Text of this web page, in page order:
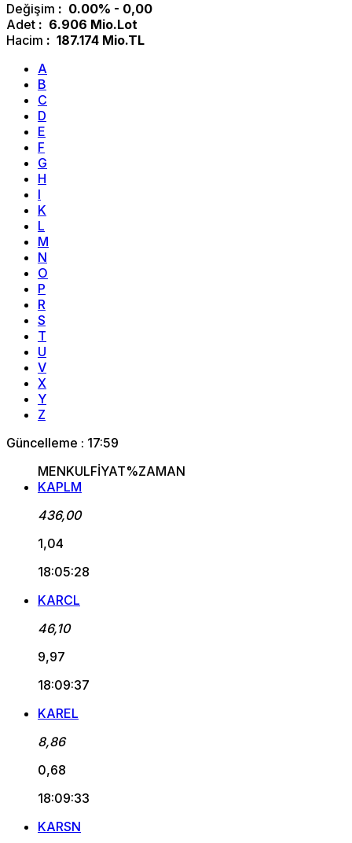
Değişim : 0.00% - 0,00
Adet : 6.906 Mio.Lot
Hacim : 187.174 Mio.TL
A
B
C
D
E
F
G
H
I
K
L
M
N
O
P
R
S
T
U
V
X
Y
Z
Güncelleme : 17:59
MENKULFİYAT%ZAMAN
KAPLM
436,00
1,04
18:05:28
KARCL
46,10
9,97
18:09:37
KAREL
8,86
0,68
18:09:33
KARSN